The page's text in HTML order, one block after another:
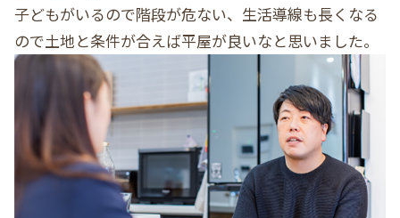
子どもがいるので階段が危ない、生活導線も長くなる
ので土地と条件が合えば平屋が良いなと思いました。